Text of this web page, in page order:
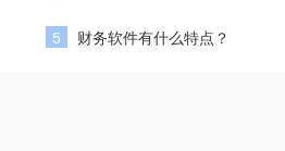
5 财务软件有什么特点？